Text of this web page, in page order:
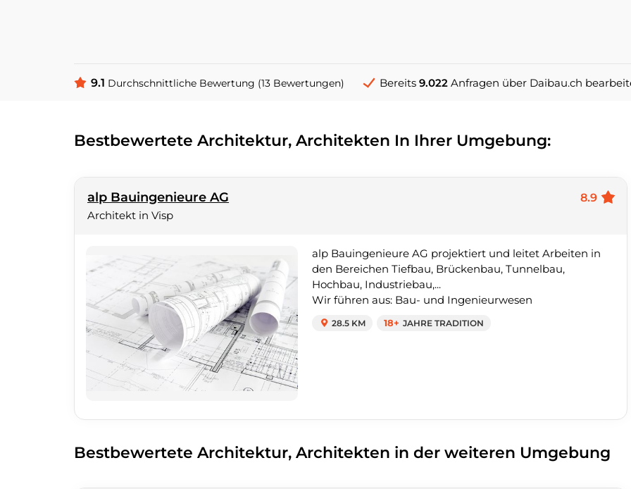
9.1 Durchschnittliche Bewertung (13 Bewertungen) Bereits9.022 Anfragen über Daibau.ch
Bestbewertete Architektur, Architekten In Ihrer Umgebung:
alp Bauingenieure AG
8.9
Architekt in Visp
alp Bauingenieure AG projektiert und leitet Arbeiten in
den Bereichen Tiefbau, Brückenbau, Tunnelbau,
Hochbau, Industriebau,...
Wir führen aus: Bau- und Ingenieurwesen
28.5 KM 18+ JAHRE TRADITION
Bestbewertete Architektur, Architekten in der weiteren Umgebung